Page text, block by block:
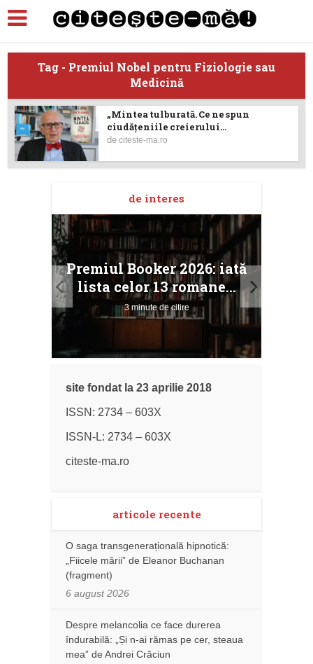
Tag - Premiul Nobel pentru Fiziologie sau
Medicină
„Mintea tulburată. Ce ne spun
ciudățeniile creierului...
deciteste-ma.ro
de interes
Premiul Booker 2026: iată
lista celor 13 romane...
3 minute de citire
site fondat la 23 aprilie 2018
ISSN: 2734 – 603X
ISSN-L: 2734 – 603X
citeste-ma.ro
articole recente
O saga transgenerațională hipnotică:
„Fiicele mării” de Eleanor Buchanan
(fragment)
6 august 2026
Despre melancolia ce face durerea
îndurabilă: „Și n-ai rămas pe cer, steaua
mea” de Andrei Crăciun